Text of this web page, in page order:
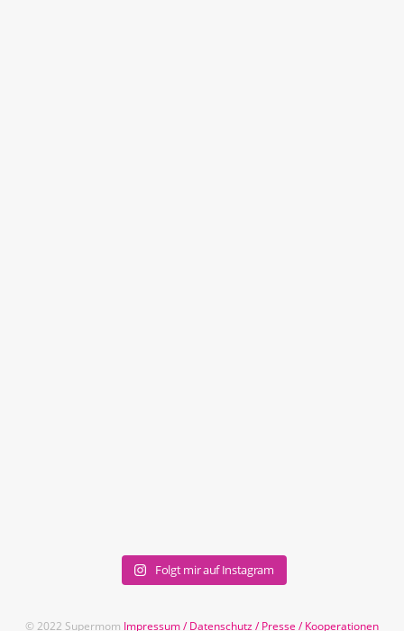
Folgt mir auf Instagram
© 2022 Supermom Impressum/Datenschutz/Presse /Kooperationen